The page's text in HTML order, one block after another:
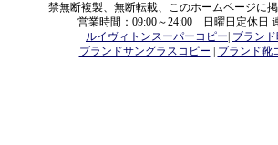
禁無断複製、無断転載、このホームページに
営業時間：09:00～24:00 日曜日定休日
ルイヴィトンスーパーコピー ブラン
ブランドサングラスコピー
ブランド靴